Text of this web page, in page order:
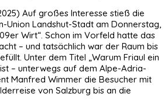
Auf großes Interesse stieß die
Union Landshut-Stadt am Donnerstag,
Wirt“. Schon im Vorfeld hatte das
– und tatsächlich war der Raum bis
Unter dem Titel „Warum Friaul ein
– unterwegs auf dem Alpe-Adria-
Manfred Wimmer die Besucher mit
von Salzburg bis an die